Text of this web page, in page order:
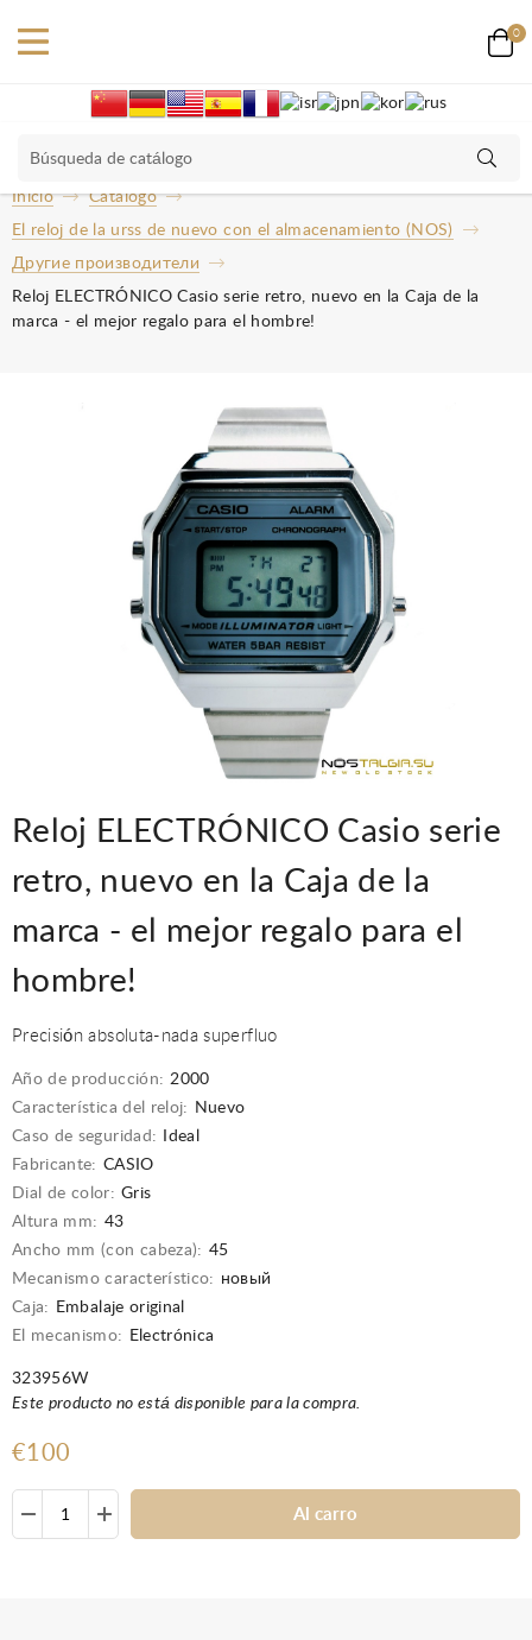
0
Inicio
Catalogo
El reloj de la urss de nuevo con el almacenamiento (NOS)
Другие производители
Reloj ELECTRÓNICO Casio serie retro, nuevo en la Caja de la
marca - el mejor regalo para el hombre!
Reloj ELECTRÓNICO Casio serie
retro, nuevo en la Caja de la
marca - el mejor regalo para el
hombre!
Precisión absoluta-nada superfluo
Año de producción: 2000
Característica del reloj:
Nuevo
Caso de seguridad:
Ideal
Fabricante: CASIO
Dial de color: Gris
Altura mm: 43
Ancho mm (con cabeza): 45
Mecanismo característico: новый
Caja:
Embalaje original
El mecanismo:
Electrónica
323956W
Este producto no está disponible para la compra.
€100
Al carro